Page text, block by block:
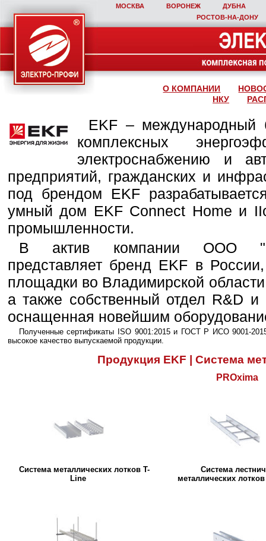
МОСКВА ВОРОНЕЖ
ДУБНА
РОСТОВ‑НА‑ДОНУ
О КОМПАНИИ
НКУ
EKF – международный
комплексных
электроснабжению и
предприятий, гражданских и
под брендом EKF
умный дом EKF Connect Home и
промышленности.
В актив компании ООО
представляет бренд EKF в
площадки во Владимирской
а также собственный отдел R&D и
оснащенная новейшим
Полученные сертификаты ISO 9001:2015 и ГОСТ Р ИСО 9001-
высокое качество выпускаемой продукции.
Продукция EKF | Система
PROxima
Система металлических лотков T-
Line
Система
металлических